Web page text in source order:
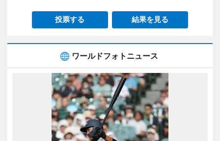
投票する 結果を見る
ワールドフォトニュース